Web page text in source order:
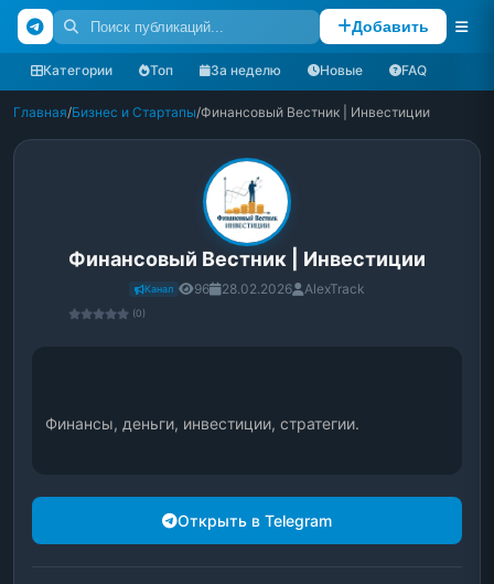
Добавить
Категории Топ За неделю Новые FAQ
Главная/Бизнес и Стартапы/Финансовый Вестник | Инвестиции
Финансовый Вестник | Инвестиции
Канал 96 28.02.2026 AlexTrack
(0)
Финансы, деньги, инвестиции, стратегии.
Открыть в Telegram